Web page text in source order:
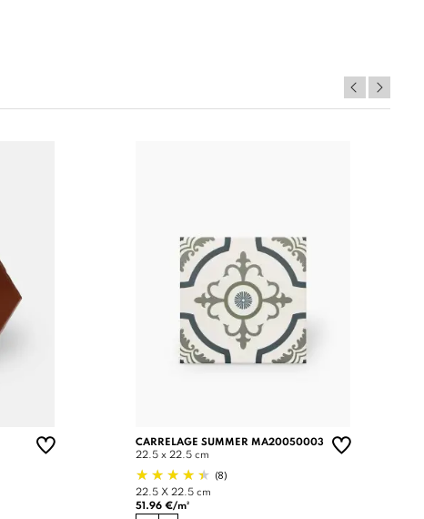
CARRELAGE SUMMER MA20050003
22.5 x 22.5 cm
(8)
22.5 X 22.5 cm
51.96 €/m²